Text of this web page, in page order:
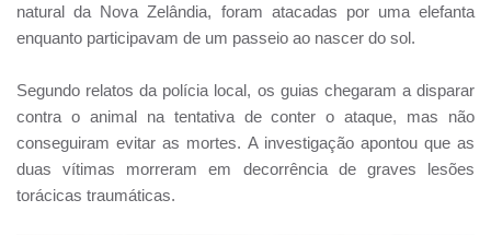
natural da Nova Zelândia, foram atacadas por uma elefanta
enquanto participavam de um passeio ao nascer do sol.
Segundo relatos da polícia local, os guias chegaram a disparar
contra o animal na tentativa de conter o ataque, mas não
conseguiram evitar as mortes. A investigação apontou que as
duas vítimas morreram em decorrência de graves lesões
torácicas traumáticas.